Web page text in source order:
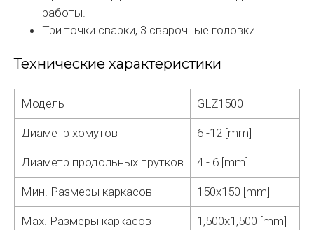
работы.
Три точки сварки, 3 сварочные головки.
Технические характеристики
Модель GLZ1500
Диаметр хомутов 6 -12 [mm]
Диаметр продольных прутков 4 - 6 [mm]
Мин. Размеры каркасов 150x150 [mm]
Мах. Размеры каркасов 1,500x1,500 [mm]